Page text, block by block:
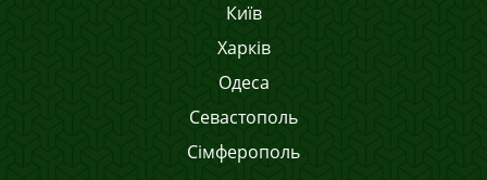
Київ
Харків
Одеса
Севастополь
Сімферополь